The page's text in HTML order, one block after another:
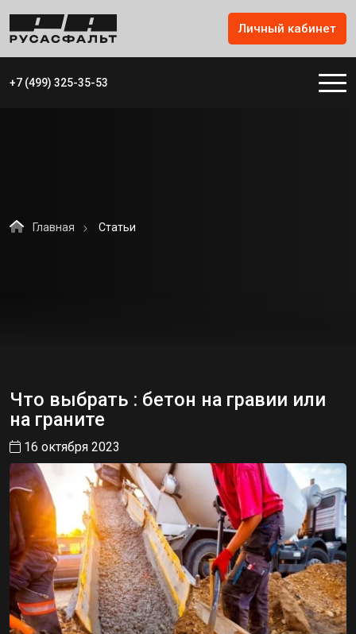
Личный кабинет
+7 (499) 325-35-53
Главная Статьи
Что выбрать : бетон на гравии или
на граните
16 октября 2023